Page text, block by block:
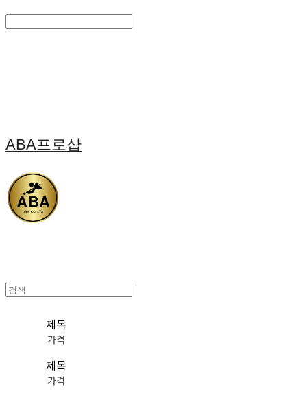
ABA프로샵
제목
가격
제목
가격